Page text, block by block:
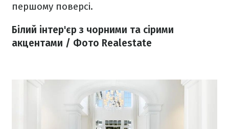
першому поверсі.
Білий інтер'єр з чорними та сірими
акцентами / Фото Realestate